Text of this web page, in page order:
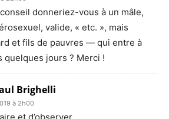
donneriez-vous à un mâle,
valide, « etc. », mais
et fils de pauvres — qui entre à
quelques jours ? Merci !
Brighelli
à 2h00